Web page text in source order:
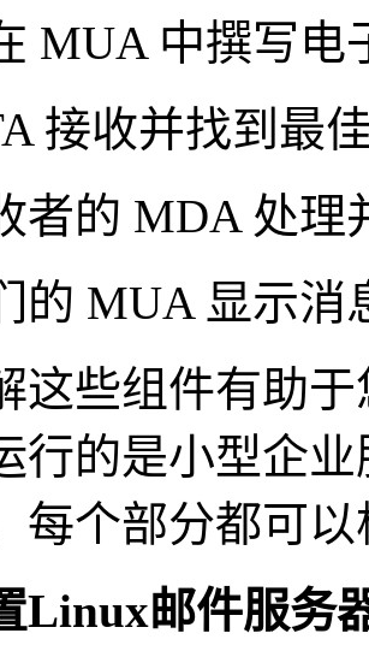
中撰写电
收并找到最
的 MDA 处理
MUA 显示消
些组件有助于
行的是小型企
每个部分都可
Linux邮件服务